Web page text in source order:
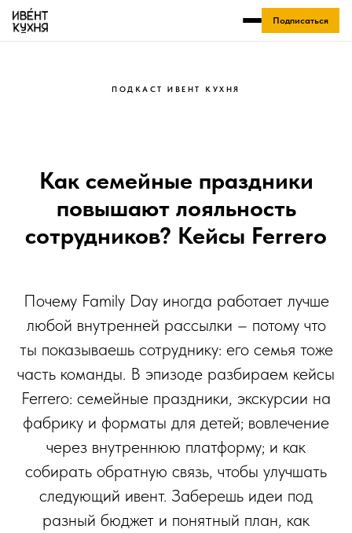
Подписаться
ПОДКАСТ ИВЕНТ КУХНЯ
Как семейные праздники
повышают лояльность
сотрудников? Кейсы Ferrero
Почему Family Day иногда работает лучше
любой внутренней рассылки – потому что
ты показываешь сотруднику: его семья тоже
часть команды. В эпизоде разбираем кейсы
Ferrero: семейные праздники, экскурсии на
фабрику и форматы для детей; вовлечение
через внутреннюю платформу; и как
собирать обратную связь, чтобы улучшать
следующий ивент. Заберешь идеи под
разный бюджет и понятный план, как